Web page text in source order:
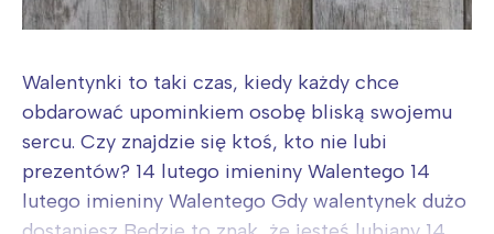
Walentynki to taki czas, kiedy każdy chce
obdarować upominkiem osobę bliską swojemu
sercu. Czy znajdzie się ktoś, kto nie lubi
prezentów? 14 lutego imieniny Walentego 14
lutego imieniny Walentego Gdy walentynek dużo